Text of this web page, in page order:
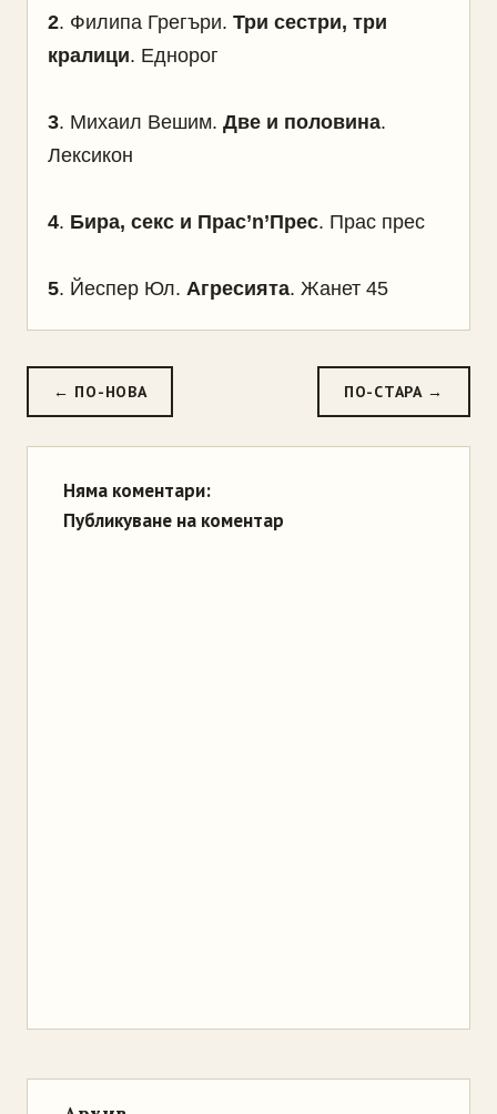
2. Филипа Грегъри. Три сестри, три
кралици. Еднорог
3. Михаил Вешим. Две и половина.
Лексикон
4. Бира, секс и Прас’n’Прес. Прас прес
5. Йеспер Юл. Агресията. Жанет 45
← ПО-НОВА ПО-СТАРА →
Няма коментари:
Публикуване на коментар